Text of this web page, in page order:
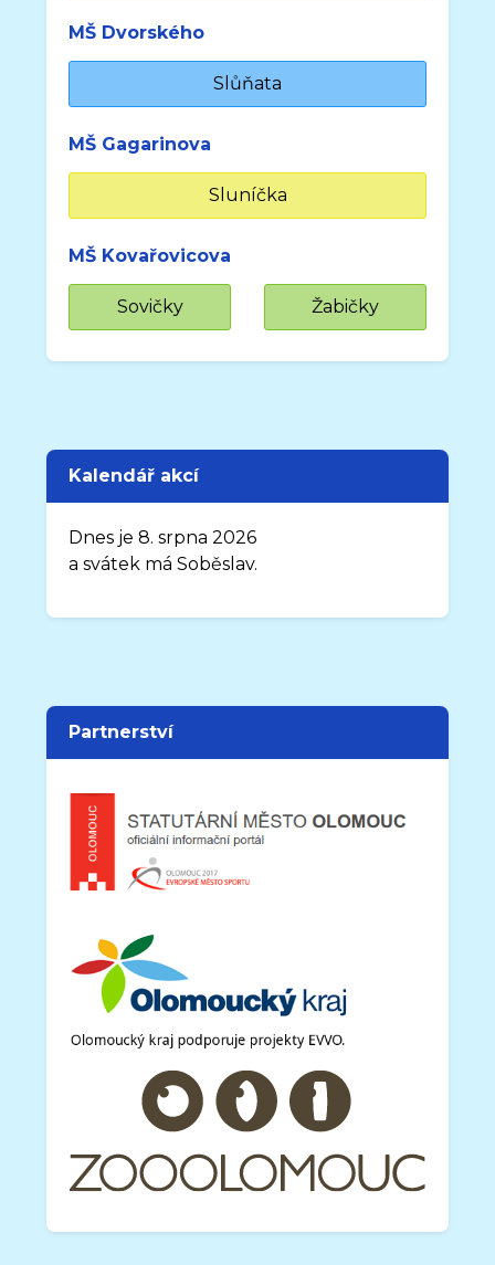
MŠ Dvorského
Slůňata
MŠ Gagarinova
Sluníčka
MŠ Kovařovicova
Sovičky Žabičky
Kalendář akcí
Dnes je 8. srpna 2026
a svátek má Soběslav.
Partnerství